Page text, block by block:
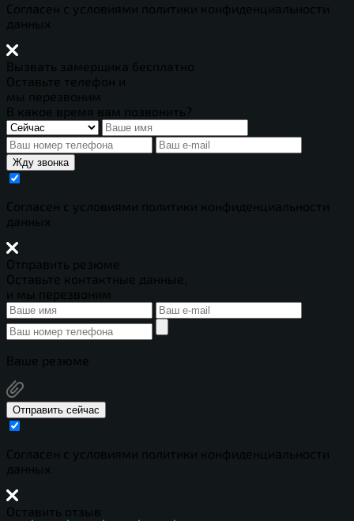
Cогласен с условиями политики конфиденциальности
данных
Вызвать замерщика бесплатно
Оставьте телефон и
мы перезвоним
В какое время вам позвонить?
Жду звонка
Cогласен с условиями политики конфиденциальности
данных
Отправить резюме
Оставьте контактные данные,
и мы перезвоним
Ваше резюме
Отправить сейчас
Cогласен с условиями политики конфиденциальности
данных
Оставить отзыв